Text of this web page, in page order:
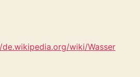
wiki/Wasser